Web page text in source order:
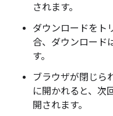
されます。
ダウンロードをト
合、ダウンロード
す。
ブラウザが閉じら
に開かれると、次
開されます。